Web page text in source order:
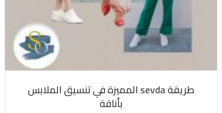
طريقة sevda المميزة في تنسيق الملابس
بأناقة